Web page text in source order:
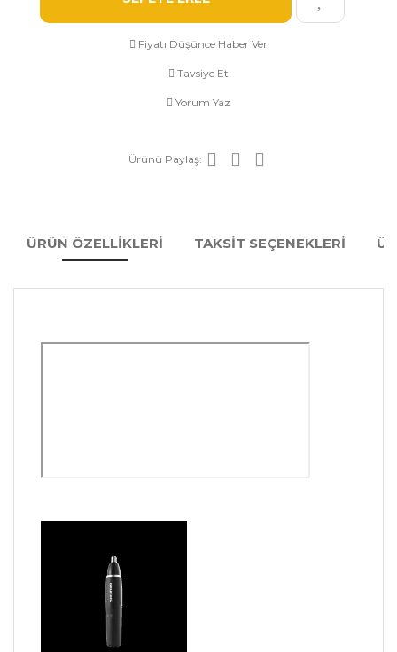
Fiyatı Düşünce Haber Ver
Tavsiye Et
Yorum Yaz
Ürünü Paylaş:
ÜRÜN ÖZELLİKLERİ TAKSİT SEÇENEKLERİ